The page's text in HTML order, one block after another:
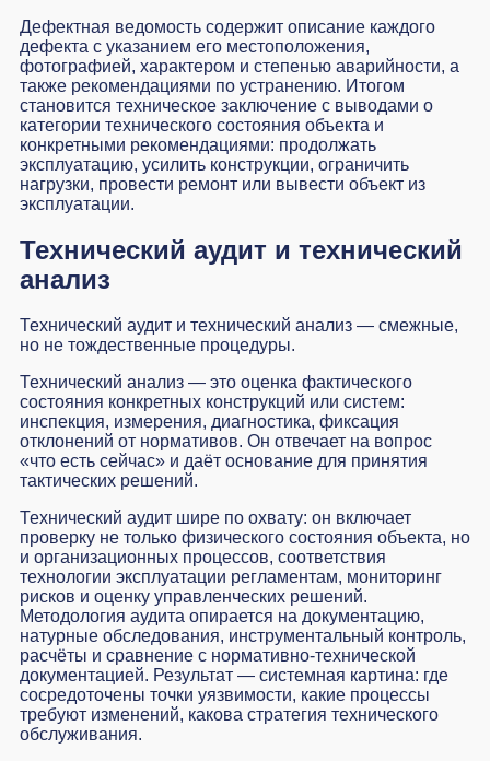
Дефектная ведомость содержит описание каждого
дефекта с указанием его местоположения,
фотографией, характером и степенью аварийности, а
также рекомендациями по устранению. Итогом
становится техническое заключение с выводами о
категории технического состояния объекта и
конкретными рекомендациями: продолжать
эксплуатацию, усилить конструкции, ограничить
нагрузки, провести ремонт или вывести объект из
эксплуатации.
Технический аудит и технический
анализ
Технический аудит и технический анализ — смежные,
но не тождественные процедуры.
Технический анализ — это оценка фактического
состояния конкретных конструкций или систем:
инспекция, измерения, диагностика, фиксация
отклонений от нормативов. Он отвечает на вопрос
«что есть сейчас» и даёт основание для принятия
тактических решений.
Технический аудит шире по охвату: он включает
проверку не только физического состояния объекта, но
и организационных процессов, соответствия
технологии эксплуатации регламентам, мониторинг
рисков и оценку управленческих решений.
Методология аудита опирается на документацию,
натурные обследования, инструментальный контроль,
расчёты и сравнение с нормативно-технической
документацией. Результат — системная картина: где
сосредоточены точки уязвимости, какие процессы
требуют изменений, какова стратегия технического
обслуживания.